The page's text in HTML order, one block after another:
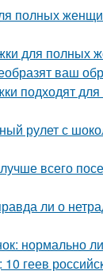
полных
для полных
ваш
подходят для
рулет с
всего
ли о
нормально
геев